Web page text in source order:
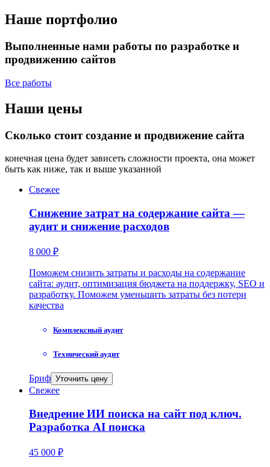
Наше портфолио
Выполненные нами работы по разработке и
продвижению сайтов
Все работы
Наши цены
Сколько стоит создание и продвижение сайта
конечная цена будет зависеть сложности проекта, она может
быть как ниже, так и выше указанной
Свежее
Снижение затрат на содержание сайта —
аудит и снижение расходов
8 000 ₽
Поможем снизить затраты и расходы на содержание
сайта: аудит, оптимизация бюджета на поддержку, SEO и
разработку. Поможем уменьшить затраты без потери
качества
Комплексный аудит
Технический аудит
Бриф Уточнить цену
Свежее
Внедрение ИИ поиска на сайт под ключ.
Разработка AI поиска
45 000 ₽